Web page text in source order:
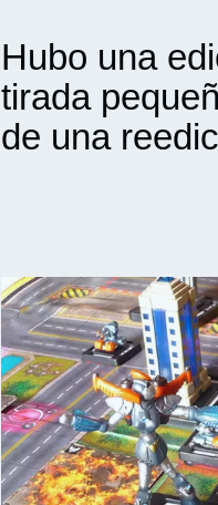
Hubo una
tirada
de una